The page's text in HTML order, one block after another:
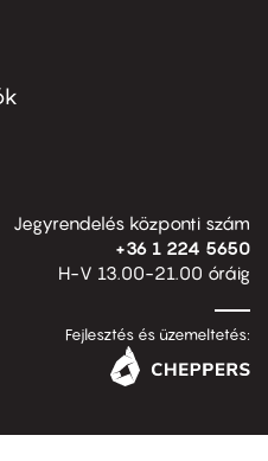
Jegyrendelés központi szám
+36 1 224 5650
H-V 13.00-21.00 óráig
Fejlesztés és üzemeltetés: